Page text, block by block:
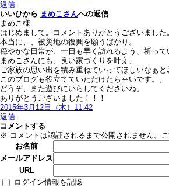
返信
いいひから まめこさんへの返信
まめこ様
はじめまして。コメントありがとうございました
本当に、、被災地の復興を願うばかり。
穏やかな日常が、一日も早く訪れるよう、祈って
まめこさんにも、良い家づくりを叶え、
ご家族の思い出を積み重ねていってほしいなぁと
このブログも役立てていただけたら幸いです。。
どうぞ、また遊びにいらしてくださいね。
ありがとうございました！！！
2015年3月12日（木）11:42
返信
コメントする
※ コメントは認証されるまで公開されません。ご
お名前
メールアドレス
URL
ログイン情報を記憶